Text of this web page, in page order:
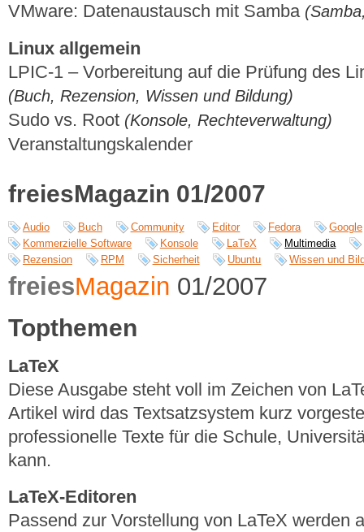
VMware: Datenaustausch mit Samba
Linux allgemein
LPIC-1 – Vorbereitung auf die Prüfung des
(Buch, Rezension, Wissen und Bildung)
Sudo vs. Root (Konsole, Rechteverwaltung)
Veranstaltungskalender
freiesMagazin 01/2007
Audio Buch Community Editor Fedora
Google
Kommerzielle Software
Konsole LaTeX
Multimedia
Rezension
RPM Sicherheit Ubuntu Wissen und
freiesMagazin 01/2007
Topthemen
LaTeX
Diese Ausgabe steht voll im Zeichen von
Artikel wird das Textsatzsystem kurz
professionelle Texte für die Schule,
kann.
LaTeX-Editoren
Passend zur Vorstellung von LaTeX werden